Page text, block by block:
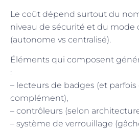
Le coût dépend surtout du
niveau de sécurité et du mode
(autonome vs centralisé).
Éléments qui composent
:
– lecteurs de badges (et parfois
complément),
– contrôleurs (selon
– système de verrouillage